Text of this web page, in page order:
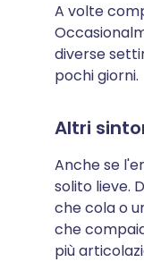
A volte
diverse
pochi giorni.
Altri
Anche se
solito lieve.
che cola o
che
più